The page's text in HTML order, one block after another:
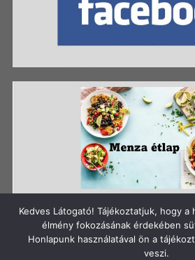
Szerzői jog: Szigetszentmiklósi
Kedves Látogató! Tájékoztatjuk, hogy a
élmény fokozásának érdekében
Honlapunk használatával ön a
veszi.